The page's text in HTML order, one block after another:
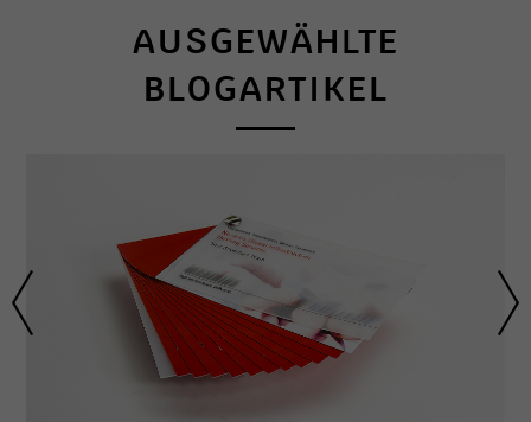
AUSGEWÄHLTE
BLOGARTIKEL